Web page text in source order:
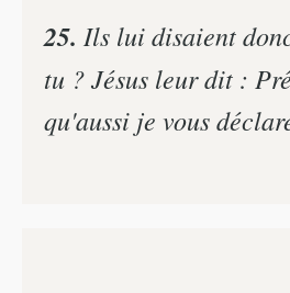
25. Ils lui disaient
tu ? Jésus leur dit :
qu'aussi je vous